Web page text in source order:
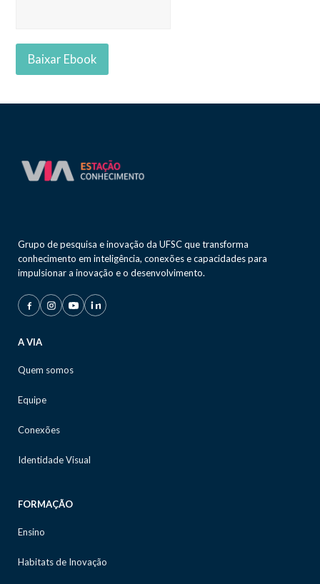
Grupo de pesquisa e inovação da UFSC que transforma
conhecimento em inteligência, conexões e capacidades para
impulsionar a inovação e o desenvolvimento.
A VIA
Quem somos
Equipe
Conexões
Identidade Visual
FORMAÇÃO
Ensino
Habitats de Inovação